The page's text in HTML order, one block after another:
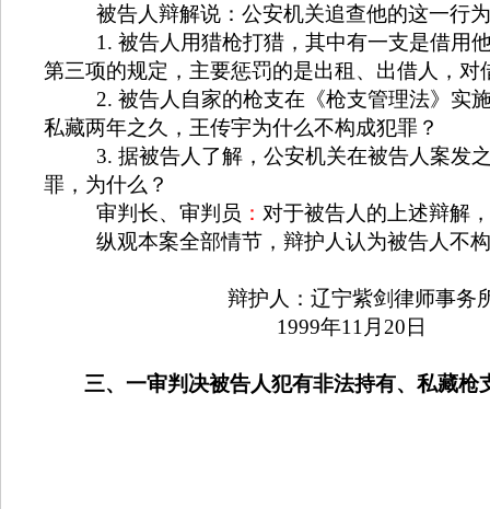
被告人辩解说：公安机关追查他的这一行
1. 被告人用猎枪打猎，其中有一支是借用
第三项的规定，主要惩罚的是出租、出借人，对
2. 被告人自家的枪支在《枪支管理法》实
私藏两年之久，王传宇为什么不构成犯罪？
3. 据被告人了解，公安机关在被告人案发
罪，为什么？
审判长、审判员 ： 对于被告人的上述辩解
纵观本案全部情节，辩护人认为被告人不
辩护人： 辽宁紫剑律师事务
1999年11 月 20 日
三、一审判决被告人犯有非法持有、私藏